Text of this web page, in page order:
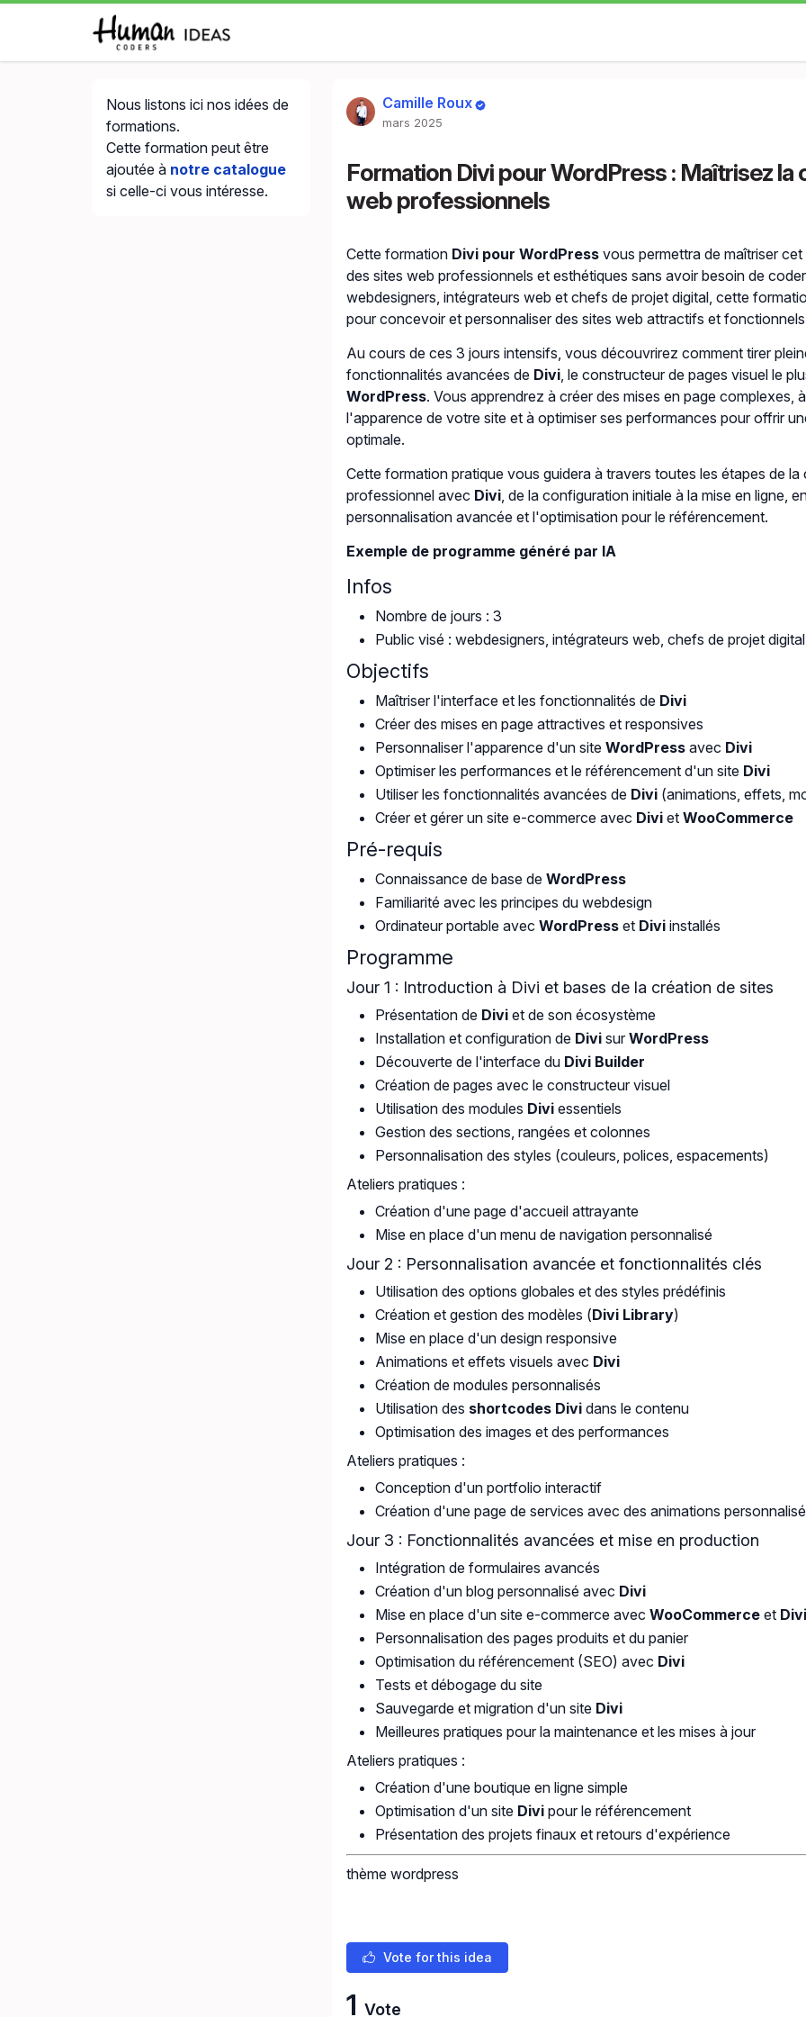
Camille Roux
mars 2025
Formation Divi pour WordPress : Maîtrisez la
web professionnels
Cette formation Divi pour WordPressvous permettra de maîtriser
des sites web professionnels et esthétiques sans avoir besoin de
webdesigners, intégrateurs web et chefs de projet digital, cette
pour concevoir et personnaliser des sites web attractifs et
Au cours de ces 3 jours intensifs, vous découvrirez comment tirer
fonctionnalités avancées de Divi, le constructeur de pages visuel le
WordPress. Vous apprendrez à créer des mises en page complexes,
l'apparence de votre site et à optimiser ses performances pour offrir
optimale.
Cette formation pratique vous guidera à travers toutes les étapes de
professionnel avec Divi, de la configuration initiale à la mise en ligne,
personnalisation avancée et l'optimisation pour le référencement.
Exemple de programme généré par IA
Infos
Nombre de jours : 3
Public visé : webdesigners, intégrateurs web, chefs de projet digital
Objectifs
Maîtriser l'interface et les fonctionnalités de Divi
Créer des mises en page attractives et responsives
Personnaliser l'apparence d'un site WordPressavec Divi
Optimiser les performances et le référencement d'un site Divi
Utiliser les fonctionnalités avancées de Divi(animations, effets,
Créer et gérer un site e-commerce avec Diviet WooCommerce
Pré-requis
Connaissance de base de WordPress
Familiarité avec les principes du webdesign
Ordinateur portable avec WordPresset Diviinstallés
Programme
Jour 1 : Introduction à Divi et bases de la création de sites
Présentation de Diviet de son écosystème
Installation et configuration de Divisur WordPress
Découverte de l'interface du Divi Builder
Création de pages avec le constructeur visuel
Utilisation des modules Diviessentiels
Gestion des sections, rangées et colonnes
Personnalisation des styles (couleurs, polices, espacements)
Ateliers pratiques :
Création d'une page d'accueil attrayante
Mise en place d'un menu de navigation personnalisé
Jour 2 : Personnalisation avancée et fonctionnalités clés
Utilisation des options globales et des styles prédéfinis
Création et gestion des modèles (Divi Library)
Mise en place d'un design responsive
Animations et effets visuels avec Divi
Création de modules personnalisés
Utilisation des shortcodes Dividans le contenu
Optimisation des images et des performances
Ateliers pratiques :
Conception d'un portfolio interactif
Création d'une page de services avec des animations
Jour 3 : Fonctionnalités avancées et mise en production
Intégration de formulaires avancés
Création d'un blog personnalisé avec Divi
Mise en place d'un site e-commerce avec WooCommerceet Divi
Personnalisation des pages produits et du panier
Optimisation du référencement (SEO) avec Divi
Tests et débogage du site
Sauvegarde et migration d'un site Divi
Meilleures pratiques pour la maintenance et les mises à jour
Ateliers pratiques :
Création d'une boutique en ligne simple
Optimisation d'un site Divipour le référencement
Présentation des projets finaux et retours d'expérience
thème wordpress
Vote for this idea
1 Vote
Nous listons ici nos idées de
formations.
Cette formation peut être
ajoutée à notre catalogue
si celle-ci vous intéresse.